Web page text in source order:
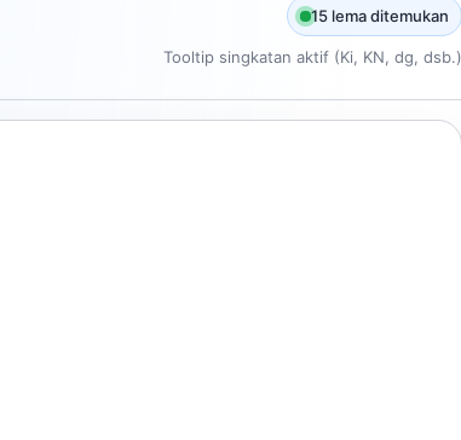
15 lema ditemukan
Tooltip singkatan aktif (Ki, KN, dg, dsb.)